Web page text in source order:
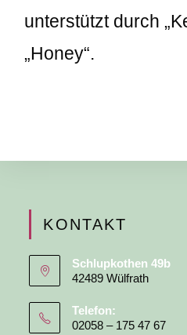
unterstützt durch
„Honey“.
KONTAKT
Schlupkothen 49b
42489 Wülfrath
Telefon:
02058 – 175 47 67